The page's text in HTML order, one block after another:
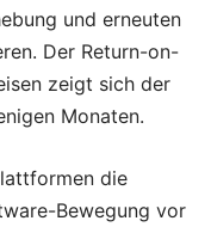
und erneuten
Der Return-on-
zeigt sich der
Monaten.
die
Bewegung vor